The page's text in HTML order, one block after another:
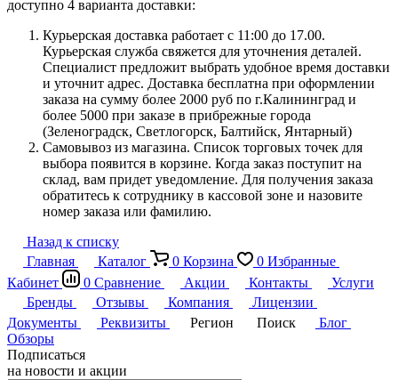
доступно 4 варианта доставки:
Курьерская доставка работает с 11:00 до 17.00.
Курьерская служба свяжется для уточнения деталей.
Специалист предложит выбрать удобное время доставки
и уточнит адрес. Доставка бесплатна при оформлении
заказа на сумму более 2000 руб по г.Калининград и
более 5000 при заказе в прибрежные города
(Зеленоградск, Светлогорск, Балтийск, Янтарный)
Самовывоз из магазина. Список торговых точек для
выбора появится в корзине. Когда заказ поступит на
склад, вам придет уведомление. Для получения заказа
обратитесь к сотруднику в кассовой зоне и назовите
номер заказа или фамилию.
Назад к списку
Главная
Каталог 0 Корзина 0 Избранные
Кабинет
0 Сравнение Акции Контакты
Услуги
Бренды
Отзывы Компания
Лицензии
Документы
Реквизиты Регион Поиск
Блог
Обзоры
Подписаться
на новости и акции